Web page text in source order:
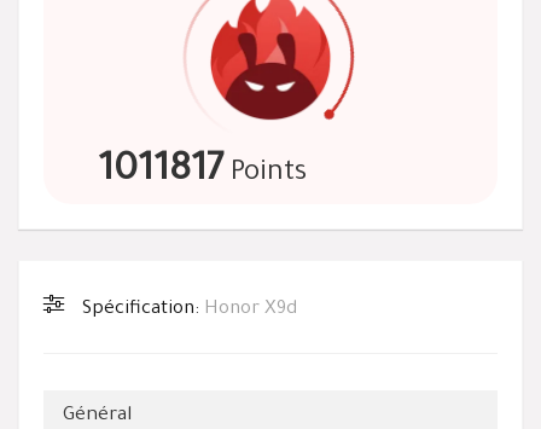
1011817 Points
Spécification: Honor X9d
Général